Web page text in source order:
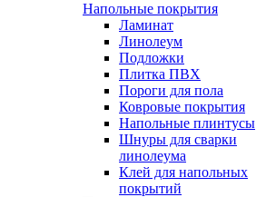
Напольные покрытия
Ламинат
Линолеум
Подложки
Плитка ПВХ
Пороги для пола
Ковровые покрытия
Напольные плинтусы
Шнуры для сварки
линолеума
Клей для напольных
покрытий